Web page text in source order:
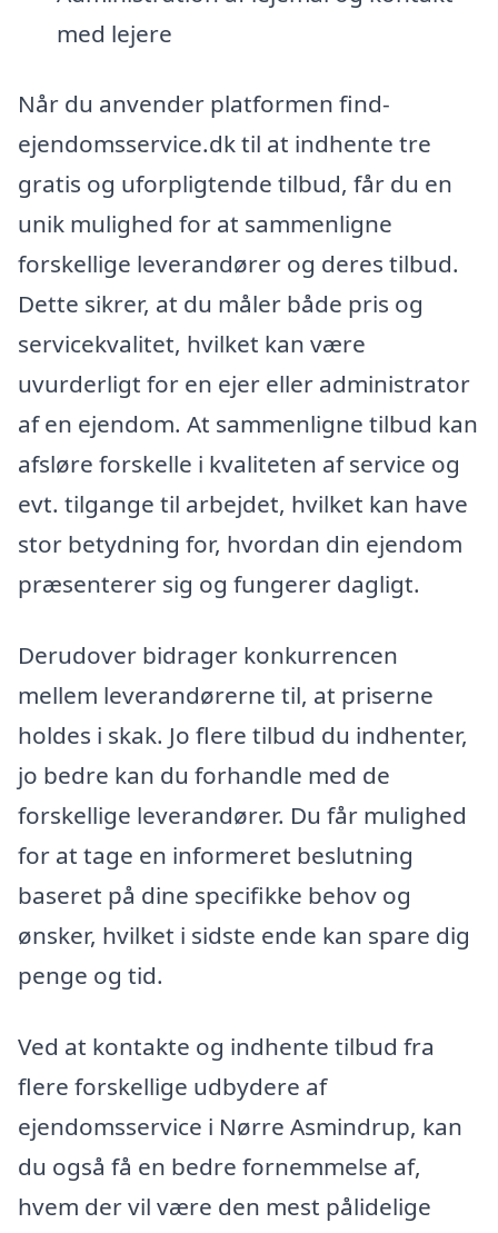
med lejere
Når du anvender platformen find-
ejendomsservice.dk til at indhente tre
gratis og uforpligtende tilbud, får du en
unik mulighed for at sammenligne
forskellige leverandører og deres tilbud.
Dette sikrer, at du måler både pris og
servicekvalitet, hvilket kan være
uvurderligt for en ejer eller administrator
af en ejendom. At sammenligne tilbud kan
afsløre forskelle i kvaliteten af service og
evt. tilgange til arbejdet, hvilket kan have
stor betydning for, hvordan din ejendom
præsenterer sig og fungerer dagligt.
Derudover bidrager konkurrencen
mellem leverandørerne til, at priserne
holdes i skak. Jo flere tilbud du indhenter,
jo bedre kan du forhandle med de
forskellige leverandører. Du får mulighed
for at tage en informeret beslutning
baseret på dine specifikke behov og
ønsker, hvilket i sidste ende kan spare dig
penge og tid.
Ved at kontakte og indhente tilbud fra
flere forskellige udbydere af
ejendomsservice i Nørre Asmindrup, kan
du også få en bedre fornemmelse af,
hvem der vil være den mest pålidelige